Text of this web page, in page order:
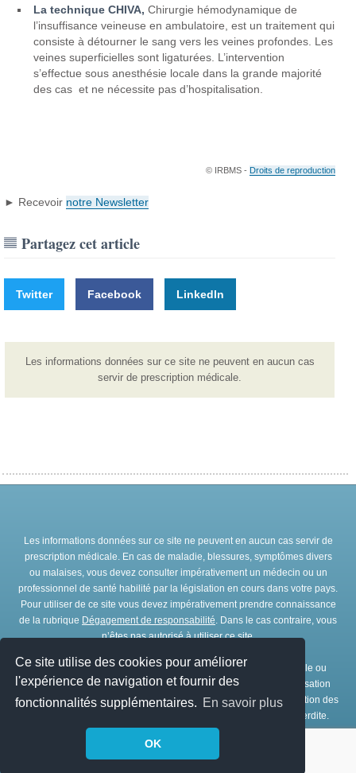
Ce site utilise des cookies pour améliorer
l'expérience de navigation et fournir des
fonctionnalités supplémentaires. En savoir plus
OK
La technique CHIVA,Chirurgie hémodynamique de
l’insuffisance veineuse en ambulatoire, est un traitement qui
consiste à détourner le sang vers les veines profondes. Les
veines superficielles sont ligaturées. L’intervention
s’effectue sous anesthésie locale dans la grande majorité
des cas et ne nécessite pas d’hospitalisation.
© IRBMS - Droits de reproduction
► Recevoir notre Newsletter
Partagez cet article
Twitter Facebook LinkedIn
Les informations données sur ce site ne peuvent en aucun cas
servir de prescription médicale.
Les informations données sur ce site ne peuvent en aucun cas servir de
prescription médicale. En cas de maladie, blessures, symptômes divers
ou malaises, vous devez consulter impérativement un médecin ou un
professionnel de santé habilité par la législation en cours dans votre pays.
Pour utiliser de ce site vous devez impérativement prendre connaissance
de la rubrique Dégagement de responsabilité. Dans le cas contraire, vous
n’êtes pas autorisé à utiliser ce site.
Toute représentation et/ou reproduction et/ou exploitation partielle ou
totale de ce site, par quelques procédés que ce soit, sans l’autorisation
expresse et préalable de l’association IRBMS est interdite. L’utilisation des
ressources de ce site à des fins commerciales est strictement interdite.
© Copyright 1979 - 2026. Tous droits réservés